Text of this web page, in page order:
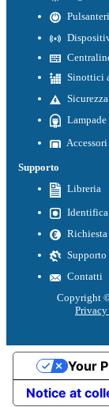
Sinottici
Supporto
Libreria
Supporto
Contatti
Copyright
Notice at
Your